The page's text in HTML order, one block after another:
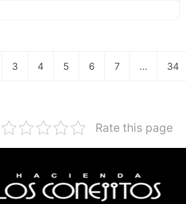
3 4 5 6 7 … 34
Rate this page